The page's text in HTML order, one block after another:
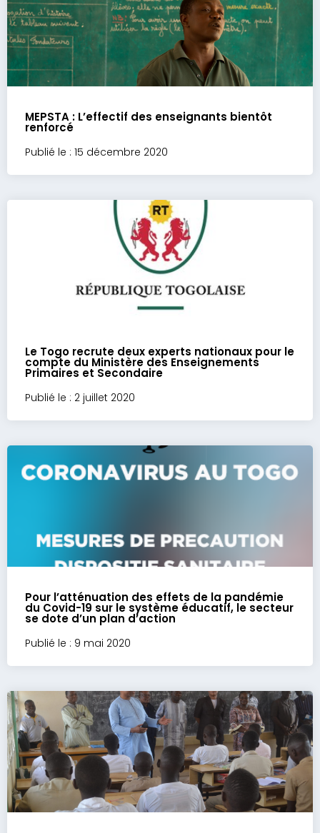
MEPSTA : L’effectif des enseignants bientôt
renforcé
Publié le : 15 décembre 2020
Le Togo recrute deux experts nationaux pour le
compte du Ministère des Enseignements
Primaires et Secondaire
Publié le : 2 juillet 2020
Pour l’atténuation des effets de la pandémie
du Covid-19 sur le système éducatif, le secteur
se dote d’un plan d’action
Publié le : 9 mai 2020